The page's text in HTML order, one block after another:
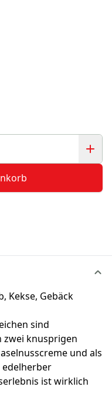
Kekse, Gebäck
sind
zwei knusprigen
und als
edelherber
ist wirklich